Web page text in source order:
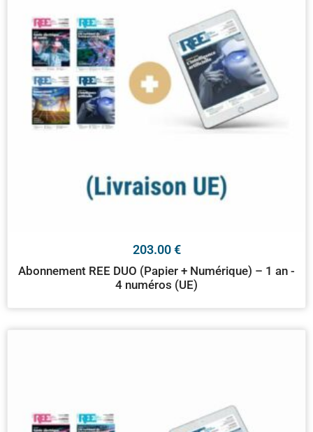
203.00€
Abonnement REE DUO (Papier + Numérique) – 1 an -
4 numéros (UE)